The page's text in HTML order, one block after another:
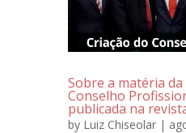
Sobre a matéria da
Conselho
publicada na
by Luiz Chiseolar |